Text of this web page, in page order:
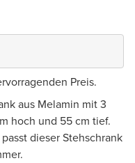
Preis.
aus Melamin mit 3
hoch und 55 cm tief.
dieser Stehschrank